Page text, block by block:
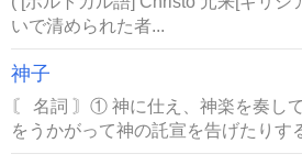
いで清められた者...
神子
〘 名詞 〙① 神に仕え、神楽を奏し
をうかがって神の託宣を告げたりす